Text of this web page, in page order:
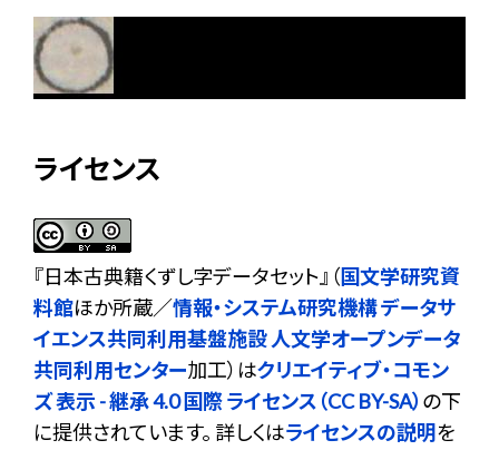
ライセンス
『日本古典籍くずし字データセット 』（国文学研究資
料館ほか所蔵／情報・システム研究機構 データサ
イエンス共同利用基盤施設 人文学オープンデータ
共同利用センター加工）はクリエイティブ・コモン
ズ 表示 - 継承 4.0 国際 ライセンス（CC BY-SA） の下
に提供されています。 詳しくはライセンスの説明を